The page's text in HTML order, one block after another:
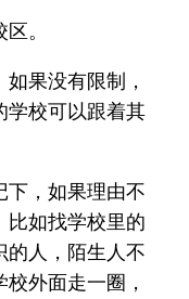
。
果没有限制，
学校可以跟着其
下，如果理由不
比如找学校里的
的人，陌生人不
外面走一圈，